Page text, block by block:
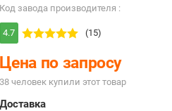
Код завода производителя :
4.7 (15)
Цена по запросу
38 человек купили этот товар
Доставка